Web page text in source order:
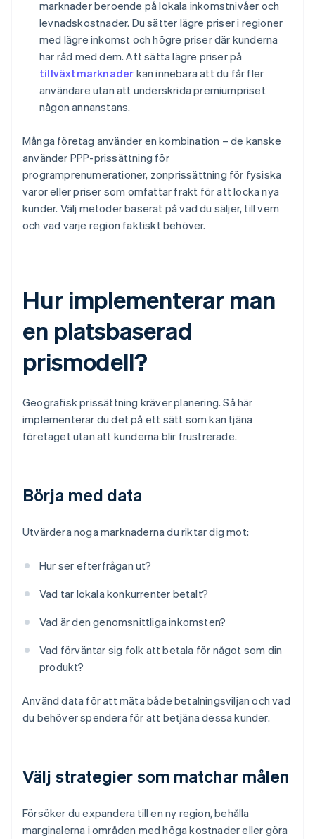
marknader beroende på lokala inkomstnivåer och
levnadskostnader. Du sätter lägre priser i regioner
med lägre inkomst och högre priser där kunderna
har råd med dem. Att sätta lägre priser på
tillväxtmarknader kan innebära att du får fler
användare utan att underskrida premiumpriset
någon annanstans.
Många företag använder en kombination – de kanske
använder PPP-prissättning för
programprenumerationer, zonprissättning för fysiska
varor eller priser som omfattar frakt för att locka nya
kunder. Välj metoder baserat på vad du säljer, till vem
och vad varje region faktiskt behöver.
Hur implementerar man
en platsbaserad
prismodell?
Geografisk prissättning kräver planering. Så här
implementerar du det på ett sätt som kan tjäna
företaget utan att kunderna blir frustrerade.
Börja med data
Utvärdera noga marknaderna du riktar dig mot:
Hur ser efterfrågan ut?
Vad tar lokala konkurrenter betalt?
Vad är den genomsnittliga inkomsten?
Vad förväntar sig folk att betala för något som din
produkt?
Använd data för att mäta både betalningsviljan och vad
du behöver spendera för att betjäna dessa kunder.
Välj strategier som matchar målen
Försöker du expandera till en ny region, behålla
marginalerna i områden med höga kostnader eller göra